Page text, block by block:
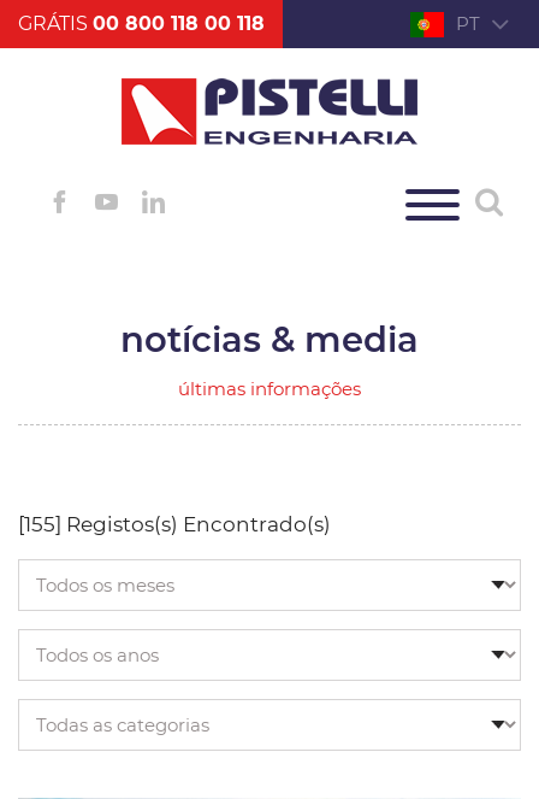
GRÁTIS 00 800 118 00 118 PT
notícias & media
últimas informações
[155] Registos(s) Encontrado(s)